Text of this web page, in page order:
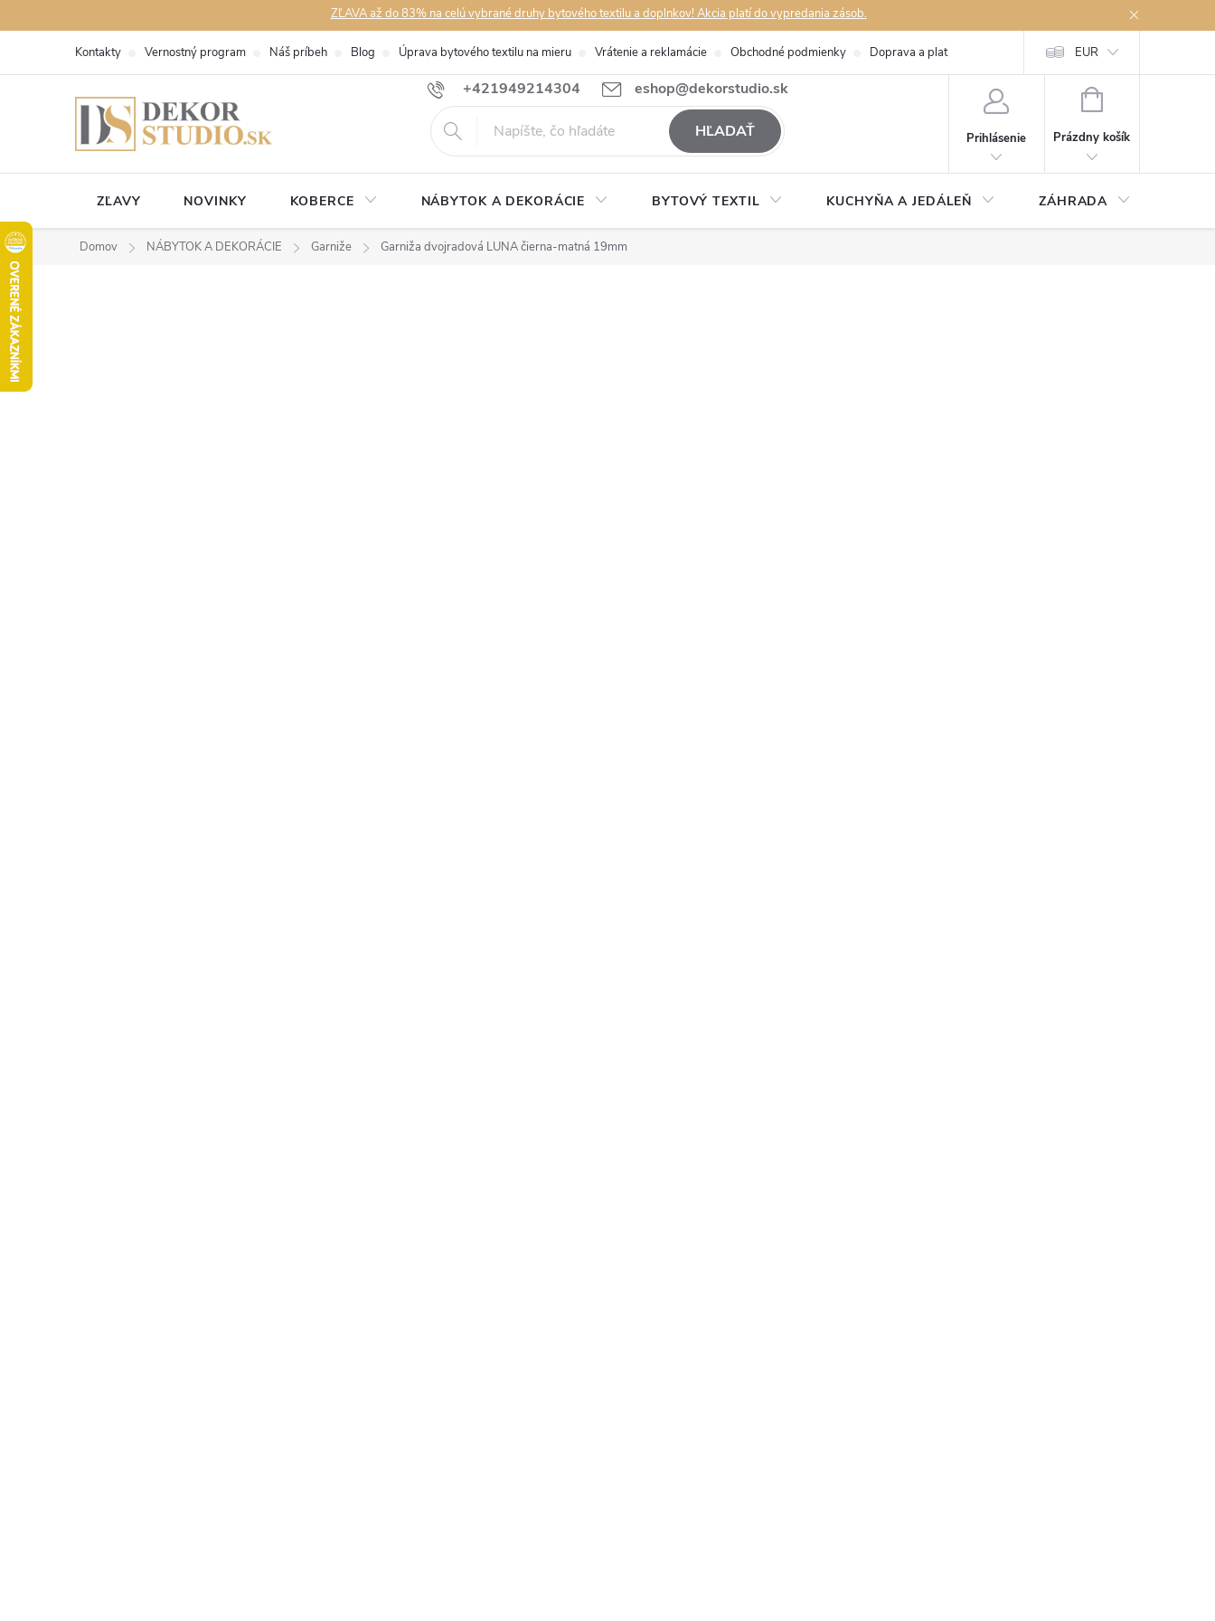
na
ZĽAVA až do 83% na celú vybrané druhy bytového textilu a doplnkov! Akcia platí do vypredania zásob.
+421949214304 eshop@dekorstudio.sk
Kontakty Vernostný program Náš príbeh Blog Úprava bytového textilu na mieru Vrátenie a reklamácie Obchodné podmienky Doprava a platby Podmienky ochrany osobných údajov
EUR
HĽADAŤ Prihlásenie
NÁKUPNÝ
Prázdny košík
ZĽAVY NOVINKY KOBERCE NÁBYTOK A DEKORÁCIE BYTOVÝ TEXTIL KUCHYŇA A JEDÁLEŇ ZÁHRADA
Domov NÁBYTOK A DEKORÁCIE Garniže Garniža dvojradová LUNA čierna-matná 19mm